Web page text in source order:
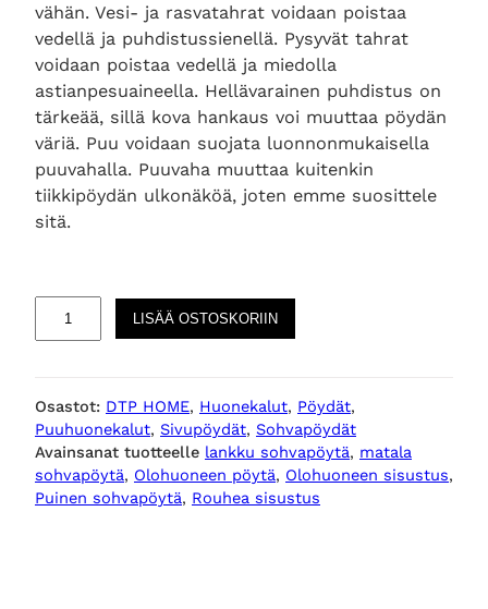
vähän. Vesi- ja rasvatahrat voidaan poistaa
vedellä ja puhdistussienellä. Pysyvät tahrat
voidaan poistaa vedellä ja miedolla
astianpesuaineella. Hellävarainen puhdistus on
tärkeää, sillä kova hankaus voi muuttaa pöydän
väriä. Puu voidaan suojata luonnonmukaisella
puuvahalla. Puuvaha muuttaa kuitenkin
tiikkipöydän ulkonäköä, joten emme suosittele
sitä.
l
e
s
LISÄÄ OSTOSKORIIN
Osastot: DTP HOME, Huonekalut, Pöydät
Puuhuonekalut, Sivupöydät, Sohvapöydät
Avainsanat tuotteelle lankku sohvapöytä, matala
sohvapöytä, Olohuoneen pöytä, Olohuoneen sisustus
Puinen sohvapöytä, Rouhea sisustus